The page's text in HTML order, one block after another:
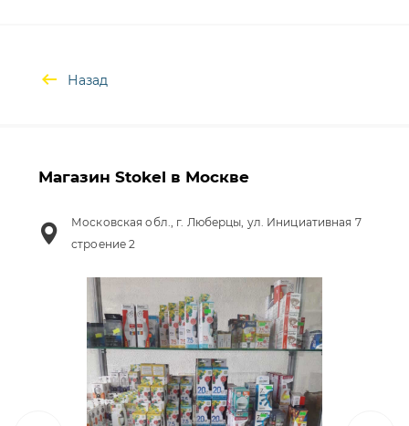
Назад
Магазин Stokel в Москве
Московская обл., г. Люберцы, ул. Инициативная 7
строение 2